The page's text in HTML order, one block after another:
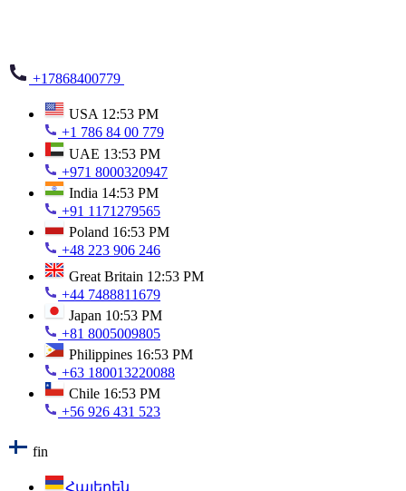
+17868400779
USA 12:53 PM
+1 786 84 00 779
UAE 13:53 PM
+971 8000320947
India 14:53 PM
+91 1171279565
Poland 16:53 PM
+48 223 906 246
Great Britain 12:53 PM
+44 7488811679
Japan 10:53 PM
+81 8005009805
Philippines 16:53 PM
+63 180013220088
Chile 16:53 PM
+56 926 431 523
fin
Հայերեն